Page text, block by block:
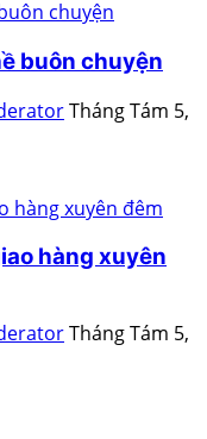
buôn chuyện
Tháng Tám 5,
hàng xuyên
Tháng Tám 5,